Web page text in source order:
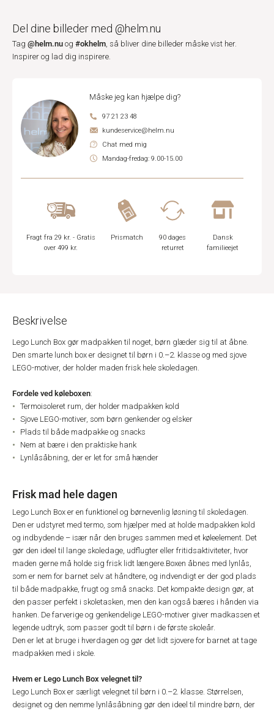
Del dine billeder med @helm.nu
Tag @helm.nu og #okhelm, så bliver dine billeder måske vist her.
Inspirer og lad dig inspirere.
Måske jeg kan hjælpe dig?
97 21 23 48
kundeservice@helm.nu
Chat med mig
Mandag-fredag: 9.00-15.00
Fragt fra 29 kr. - Gratis
over 499 kr.
Prismatch
90 dages
returret
Dansk
familieejet
Beskrivelse
Lego Lunch Box gør madpakken til noget, børn glæder sig til at åbne.
Den smarte lunch box er designet til børn i 0.–2. klasse og med sjove
LEGO-motiver, der holder maden frisk hele skoledagen.
Fordele ved køleboxen:
Termoisoleret rum, der holder madpakken kold
Sjove LEGO-motiver, som børn genkender og elsker
Plads til både madpakke og snacks
Nem at bære i den praktiske hank
Lynlåsåbning, der er let for små hænder
Frisk mad hele dagen
Lego Lunch Box er en funktionel og børnevenlig løsning til skoledagen.
Den er udstyret med termo, som hjælper med at holde madpakken kold
og indbydende – især når den bruges sammen med et køleelement. Det
gør den ideel til lange skoledage, udflugter eller fritidsaktiviteter, hvor
maden gerne må holde sig frisk lidt længere.Boxen åbnes med lynlås,
som er nem for barnet selv at håndtere, og indvendigt er der god plads
til både madpakke, frugt og små snacks. Det kompakte design gør, at
den passer perfekt i skoletasken, men den kan også bæres i hånden via
hanken. De farverige og genkendelige LEGO-motiver giver madkassen et
legende udtryk, som passer godt til børn i de første skoleår.
Den er let at bruge i hverdagen og gør det lidt sjovere for barnet at tage
madpakken med i skole.
Hvem er Lego Lunch Box velegnet til?
Lego Lunch Box er særligt velegnet til børn i 0.–2. klasse. Størrelsen,
designet og den nemme lynlåsåbning gør den ideel til mindre børn, der